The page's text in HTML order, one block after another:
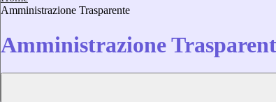
Amministrazione Trasparente
Amministrazione